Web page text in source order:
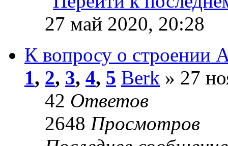
27 май 2020, 20:28
К вопросу о
1, 2, 3, 4, 5 Berk » 27
42 Ответов
2648 Просмотров